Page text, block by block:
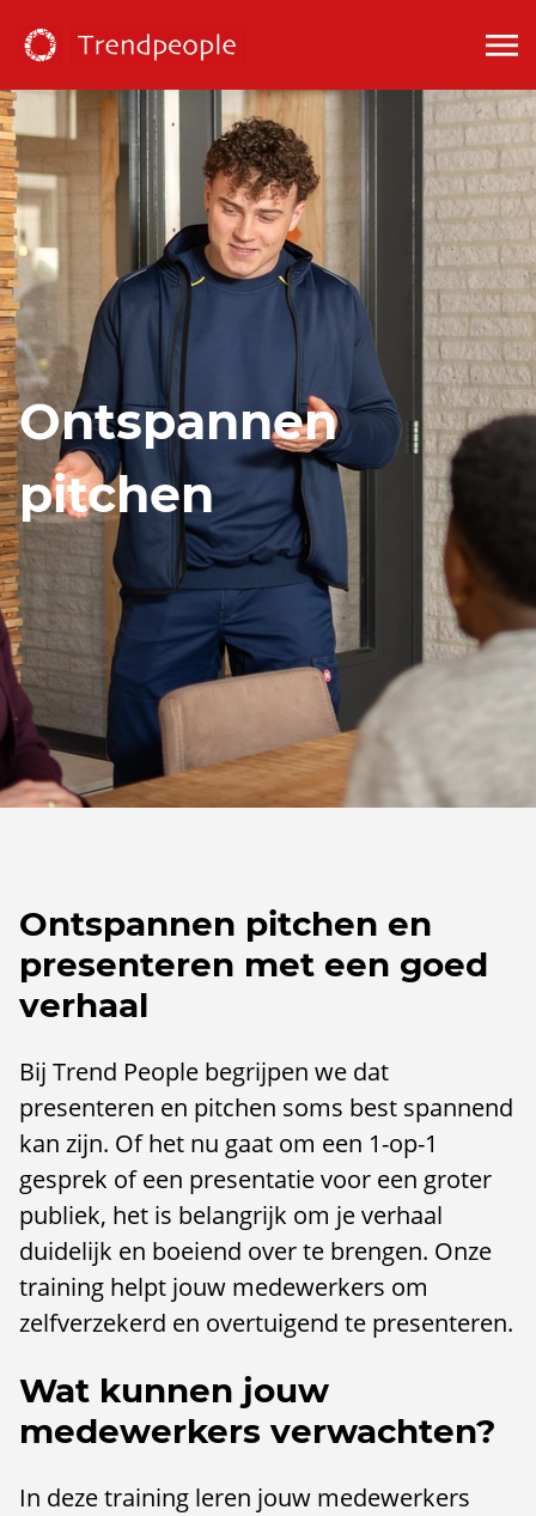
Ontspannen
pitchen
Ontspannen pitchen en
presenteren met een goed
verhaal
Bij Trend People begrijpen we dat
presenteren en pitchen soms best spannend
kan zijn. Of het nu gaat om een 1-op-1
gesprek of een presentatie voor een groter
publiek, het is belangrijk om je verhaal
duidelijk en boeiend over te brengen. Onze
training helpt jouw medewerkers om
zelfverzekerd en overtuigend te presenteren.
Wat kunnen jouw
medewerkers verwachten?
In deze training leren jouw medewerkers